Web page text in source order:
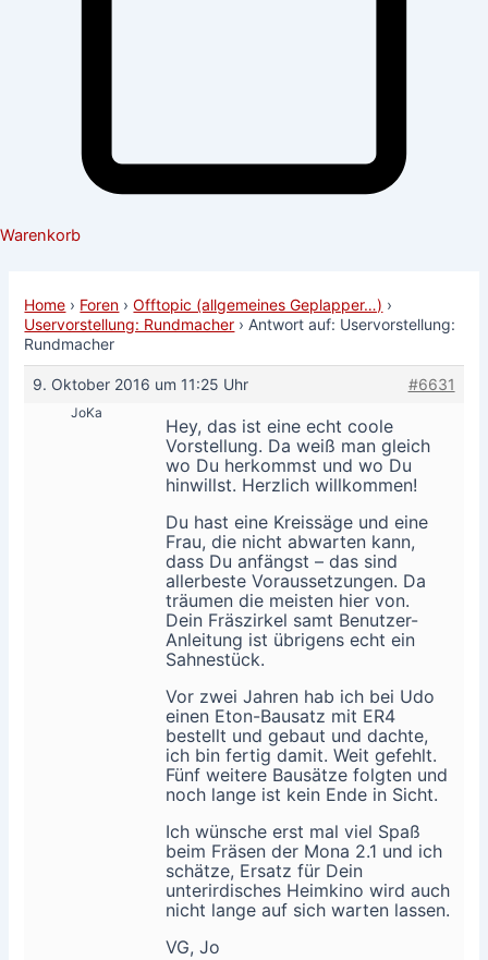
Warenkorb
Home › Foren › Offtopic (allgemeines Geplapper…) ›
Uservorstellung: Rundmacher › Antwort auf: Uservorstellung:
Rundmacher
9. Oktober 2016 um 11:25 Uhr #6631
JoKa
Hey, das ist eine echt coole
Vorstellung. Da weiß man gleich
wo Du herkommst und wo Du
hinwillst. Herzlich willkommen!
Du hast eine Kreissäge und eine
Frau, die nicht abwarten kann,
dass Du anfängst – das sind
allerbeste Voraussetzungen. Da
träumen die meisten hier von.
Dein Fräszirkel samt Benutzer-
Anleitung ist übrigens echt ein
Sahnestück.
Vor zwei Jahren hab ich bei Udo
einen Eton-Bausatz mit ER4
bestellt und gebaut und dachte,
ich bin fertig damit. Weit gefehlt.
Fünf weitere Bausätze folgten und
noch lange ist kein Ende in Sicht.
Ich wünsche erst mal viel Spaß
beim Fräsen der Mona 2.1 und ich
schätze, Ersatz für Dein
unterirdisches Heimkino wird auch
nicht lange auf sich warten lassen.
VG, Jo